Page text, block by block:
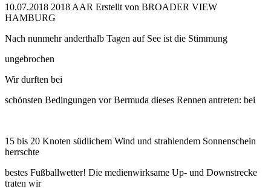
10.07.2018 2018 AAR Erstellt von BROADER VIEW
HAMBURG
Nach nunmehr anderthalb Tagen auf See ist die Stimmung
ungebrochen
Wir durften bei
schönsten Bedingungen vor Bermuda dieses Rennen antreten: bei
15 bis 20 Knoten südlichem Wind und strahlendem Sonnenschein
herrschte
bestes Fußballwetter! Die medienwirksame Up- und Downstrecke
traten wir